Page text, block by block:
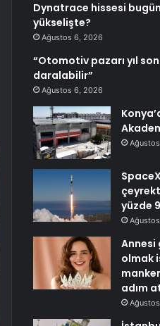
Dynatrace hissesi
yükselişte?
Ağustos 6, 2026
“Otomotiv pazarı yıl
daralabilir”
Ağustos 6, 2026
yüzde
Annesi
olmak
adım